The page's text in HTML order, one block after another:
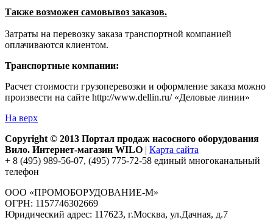
Также возможен самовывоз заказов.
Затраты на перевозку заказа транcпортной компанией
оплачиваются клиентом.
Транспортные компании:
Расчет стоимости грузоперевозки и оформление заказа можно
произвести на сайте http://www.dellin.ru/ «Деловые линии»
На верх
Copyright © 2013 Портал продаж насосного оборудования
Вило. Интернет-магазин WILO | Карта сайта
+ 8 (495) 989-56-07, (495) 775-72-58 единый многоканальный
телефон
ООО «ПРОМОБОРУДОВАНИЕ-М»
ОГРН: 1157746302669
Юридический адрес: 117623, г.Москва, ул.Дачная, д.7